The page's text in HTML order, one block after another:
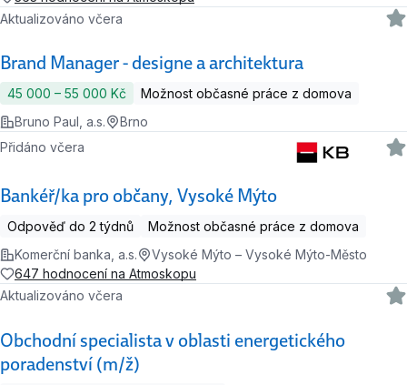
Brand Manager - designe a architektura
Aktualizováno včera
45 000 ‍–‍ 55 000 Kč
Možnost občasné práce z domova
Bruno Paul, a.s.
Brno
Bankéř/ka pro občany, Vysoké Mýto
Přidáno včera
Odpověď do 2 týdnů
Možnost občasné práce z domova
Komerční banka, a.s.
Vysoké Mýto – Vysoké Mýto-Město
647 hodnocení na Atmoskopu
Obchodní specialista v oblasti energetického
poradenství (m/ž)
Aktualizováno včera